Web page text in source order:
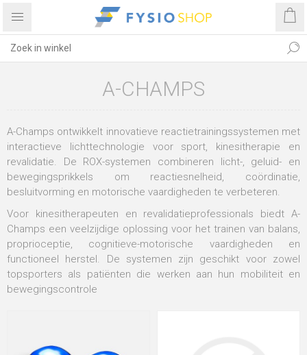
A-CHAMPS
A-Champs ontwikkelt innovatieve reactietrainingssystemen met
interactieve lichttechnologie voor sport, kinesitherapie en
revalidatie. De ROX-systemen combineren licht-, geluid- en
bewegingsprikkels om reactiesnelheid, coördinatie,
besluitvorming en motorische vaardigheden te verbeteren.
Voor kinesitherapeuten en revalidatieprofessionals biedt A-
Champs een veelzijdige oplossing voor het trainen van balans,
proprioceptie, cognitieve-motorische vaardigheden en
functioneel herstel. De systemen zijn geschikt voor zowel
topsporters als patiënten die werken aan hun mobiliteit en
bewegingscontrole